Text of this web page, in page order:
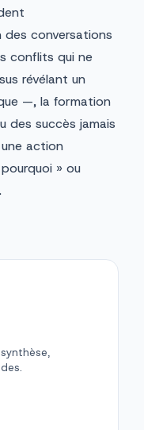
conversations
conflits qui ne
révélant un
—, la formation
des succès jamais
action
» ou